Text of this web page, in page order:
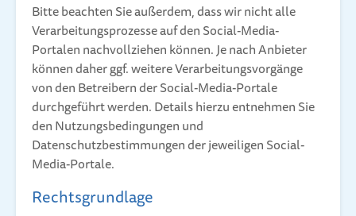
Bitte beachten Sie außerdem, dass wir nicht alle
Verarbeitungsprozesse auf den Social-Media-
Portalen nachvollziehen können. Je nach Anbieter
können daher ggf. weitere Verarbeitungsvorgänge
von den Betreibern der Social-Media-Portale
durchgeführt werden. Details hierzu entnehmen Sie
den Nutzungsbedingungen und
Datenschutzbestimmungen der jeweiligen Social-
Media-Portale.
Rechtsgrundlage